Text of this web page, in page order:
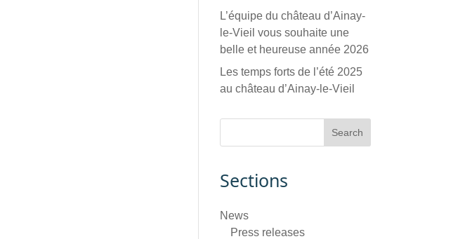
L’équipe du château d’Ainay-
le-Vieil vous souhaite une
belle et heureuse année 2026
Les temps forts de l’été 2025
au château d’Ainay-le-Vieil
Sections
News
Press releases